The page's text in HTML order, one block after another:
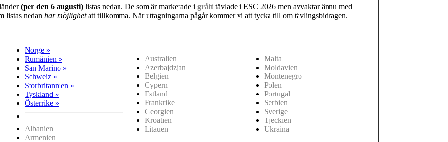
(per den 6 augusti) listas nedan. De som är markerade i grått tävlade i ESC 2026 men avvaktar ännu med
listas nedan har möjlighetatt tillkomma. När uttagningarna pågår kommer vi att tycka till om tävlingsbidragen.
Norge »
Rumänien »
San Marino »
Schweiz »
Storbritannien »
Tyskland »
Österrike »
Albanien
Armenien
Australien
Azerbajdzjan
Belgien
Cypern
Estland
Frankrike
Georgien
Kroatien
Litauen
Malta
Moldavien
Montenegro
Polen
Portugal
Serbien
Sverige
Tjeckien
Ukraina